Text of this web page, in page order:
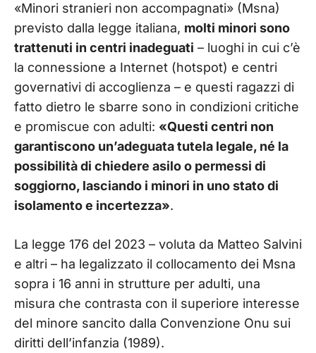
«Minori stranieri non accompagnati» (Msna)
previsto dalla legge italiana, molti minori sono
trattenuti in centri inadeguati – luoghi in cui c’è
la connessione a Internet (hotspot) e centri
governativi di accoglienza – e questi ragazzi di
fatto dietro le sbarre sono in condizioni critiche
e promiscue con adulti: «Questi centri non
garantiscono un’adeguata tutela legale, né la
possibilità di chiedere asilo o permessi di
soggiorno, lasciando i minori in uno stato di
isolamento e incertezza».
La legge 176 del 2023 – voluta da Matteo Salvini
e altri – ha legalizzato il collocamento dei Msna
sopra i 16 anni in strutture per adulti, una
misura che contrasta con il superiore interesse
del minore sancito dalla Convenzione Onu sui
diritti dell’infanzia (1989).